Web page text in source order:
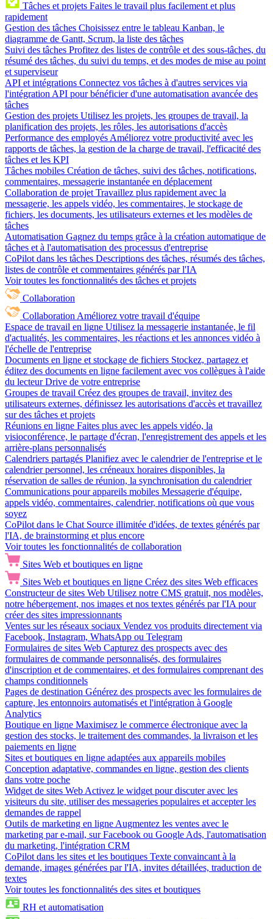
Tâches et projets Faites le travail plus facilement et plus
rapidement
Gestion des tâches Choisissez entre le tableau Kanban, le
diagramme de Gantt, Scrum, la liste des tâches
Suivi des tâches Profitez des listes de contrôle et des sous-tâches, du
résumé des tâches, du suivi du temps, et des modes de mise au point
et superviseur
API et intégrations Connectez vos tâches à d'autres services via
l'intégration API pour bénéficier d'une automatisation avancée des
tâches
Gestion des projets Utilisez les projets, les groupes de travail, la
planification des projets, les rôles, les autorisations d'accès
Performance des employés Améliorez votre productivité avec les
rapports de tâches, la gestion de la charge de travail, l'efficacité des
tâches et les KPI
Tâches mobiles Création de tâches, suivi des tâches, notifications,
commentaires, messagerie instantanée en déplacement
Collaboration de projet Travaillez plus rapidement avec la
messagerie, les appels vidéo, les commentaires, le stockage de
fichiers, les documents, les utilisateurs externes et les modèles de
tâches
Automatisation Gagnez du temps grâce à la création automatique de
tâches et à l'automatisation des processus d'entreprise
CoPilot dans les tâches Descriptions des tâches, résumés des tâches,
listes de contrôle et commentaires générés par l'IA
Voir toutes les fonctionnalités des tâches et projets
Collaboration
Collaboration Améliorez votre travail d'équipe
Espace de travail en ligne Utilisez la messagerie instantanée, le fil
d'actualités, les commentaires, les réactions et les annonces vidéo à
l'échelle de l'entreprise
Documents en ligne et stockage de fichiers Stockez, partagez et
éditez des documents en ligne facilement avec vos collègues à l'aide
du lecteur Drive de votre entreprise
Groupes de travail Créez des groupes de travail, invitez des
utilisateurs externes, définissez les autorisations d'accès et travaillez
sur des tâches et projets
Réunions en ligne Faites plus avec les appels vidéo, la
visioconférence, le partage d'écran, l'enregistrement des appels et les
arrière-plans personnalisés
Calendriers partagés Planifiez avec le calendrier de l'entreprise et le
calendrier personnel, les créneaux horaires disponibles, la
réservation de salles de réunion, la synchronisation du calendrier
Communications pour appareils mobiles Messagerie d'équipe,
appels vidéo, commentaires, calendrier, notifications où que vous
soyez
CoPilot dans le Chat Source illimitée d'idées, de textes générés par
l'IA, de brainstorming et plus encore
Voir toutes les fonctionnalités de collaboration
Sites Web et boutiques en ligne
Sites Web et boutiques en ligne Créez des sites Web efficaces
Constructeur de sites Web Utilisez notre CMS gratuit, nos modèles,
notre hébergement, nos images et nos textes générés par l'IA pour
créer des sites impressionnants
Ventes sur les réseaux sociaux Vendez vos produits directement via
Facebook, Instagram, WhatsApp ou Telegram
Formulaires de sites Web Capturez des prospects avec des
formulaires de commande personnalisés, des formulaires
d'inscription et de commentaires, et des formulaires comprenant des
champs conditionnels
Pages de destination Générez des prospects avec les formulaires de
capture, les entonnoirs automatisés et l'intégration à Google
Analytics
Boutique en ligne Maximisez le commerce électronique avec la
gestion des stocks, le traitement des commandes, la livraison et les
paiements en ligne
Sites et boutiques en ligne adaptées aux appareils mobiles
Conception adaptative, commandes en ligne, gestion des clients
dans votre poche
Widget de sites Web Activez le widget pour discuter avec les
visiteurs du site, utiliser des messageries populaires et accepter les
demandes de rappel
Outils de marketing en ligne Augmentez les ventes avec le
marketing par e-mail, sur Facebook ou Google Ads, l'automatisation
du marketing, l'intégration CRM
CoPilot dans les sites et les boutiques Texte convaincant à la
demande, images générées par l'IA, invites détaillées, traduction de
textes
Voir toutes les fonctionnalités des sites et boutiques
RH et automatisation